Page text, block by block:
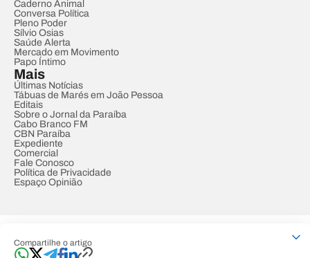
Compartilhe o artigo
Caderno Animal
Conversa Política
Pleno Poder
Sílvio Osias
Saúde Alerta
Mercado em Movimento
Papo Íntimo
Mais
Últimas Notícias
Tábuas de Marés em João Pessoa
Editais
Sobre o Jornal da Paraíba
Cabo Branco FM
CBN Paraíba
Expediente
Comercial
Fale Conosco
Política de Privacidade
Espaço Opinião